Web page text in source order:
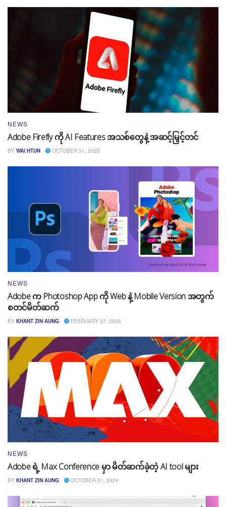
NEWS
Adobe Firefly ကို AI Features အသစ်တွေနဲ့ အဆင့်မြှင့်တင်
BY WAI HTUN OCTOBER 31, 2025
NEWS
Adobe က Photoshop App ကို Web နဲ့ Mobile Version အတွက်
စတင်မိတ်ဆက်
BY KHANT ZIN AUNG FEBRUARY 27, 2025
NEWS
Adobe ရဲ့ Max Conference မှာ မိတ်ဆက်ခဲ့တဲ့ AI tool များ
BY KHANT ZIN AUNG OCTOBER 21, 2024